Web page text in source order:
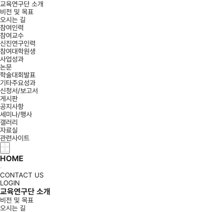
교육연구단 소개
비전 및 목표
오시는 길
참여인력
참여교수
신진연구인력
참여대학원생
사업성과
논문
학술대회발표
기타주요성과
신청서/보고서
게시판
공지사항
세미나/행사
갤러리
자료실
관련사이트
HOME
CONTACT US
LOGIN
교육연구단 소개
비전 및 목표
오시는 길